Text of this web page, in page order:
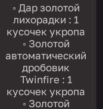
◦ Дар золотой
лихорадки : 1
кусочек укропа
◦ Золотой
автоматический
дробовик
Twinfire : 1
кусочек укропа
◦ Золотой